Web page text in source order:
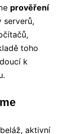
prověření
serverů,
toho
k
aktivní